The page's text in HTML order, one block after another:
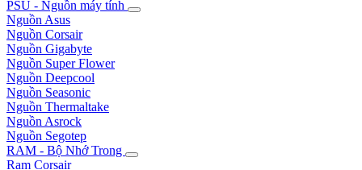
PSU - Nguồn máy tính
Nguồn Asus
Nguồn Corsair
Nguồn Gigabyte
Nguồn Super Flower
Nguồn Deepcool
Nguồn Seasonic
Nguồn Thermaltake
Nguồn Asrock
Nguồn Segotep
RAM - Bộ Nhớ Trong
Ram Corsair